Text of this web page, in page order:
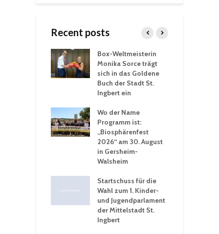
Recent posts
Box-Weltmeisterin
Monika Sorce trägt
sich in das Goldene
Buch der Stadt St.
Ingbert ein
Wo der Name
Programm ist:
„Biosphärenfest
2026“ am 30. August
in Gersheim-
Walsheim
Startschuss für die
Wahl zum 1. Kinder-
und Jugendparlament
der Mittelstadt St.
Ingbert